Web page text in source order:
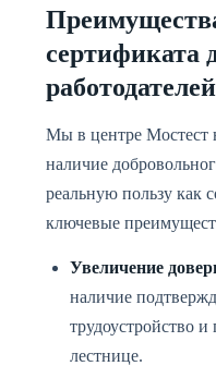
сертификата
работодателей
Мы в центре Мостест
наличие
реальную пользу как
ключевые
Увеличение
наличие
трудоустройство
лестнице.